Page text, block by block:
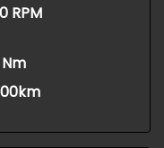
RPM